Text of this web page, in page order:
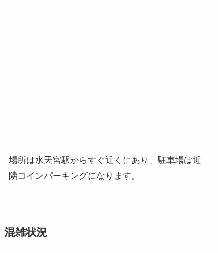
場所は水天宮駅からすぐ近くにあり、駐車場は近
隣コインパーキングになります。
混雑状況